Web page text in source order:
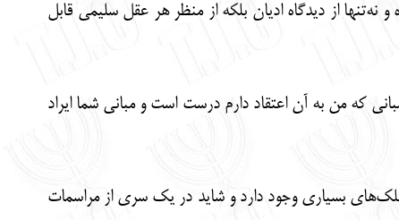
نه‌تنها از دیدگاه ادیان بلکه از منظر هر عقل سلیمی قابل
که من به آن اعتقاد دارم درست است و مبانی شما ایراد
بسیاری وجود دارد و شاید در یک سری از مراسمات